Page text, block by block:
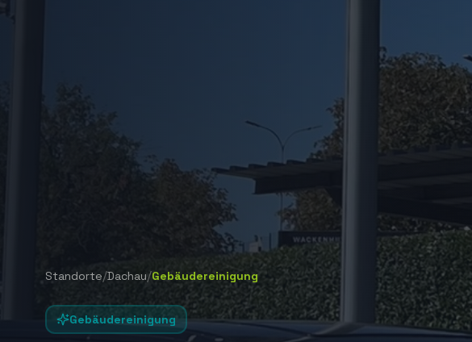
Standorte/Dachau/Gebäudereinigung
Gebäudereinigung